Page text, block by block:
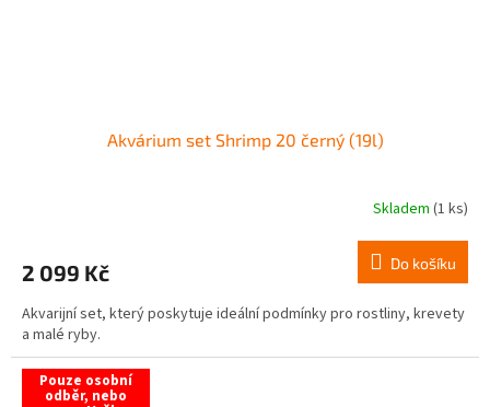
Akvárium set Shrimp 20 černý (19l)
Skladem (1 ks)
2 099 Kč Do košíku
Akvarijní set, který poskytuje ideální podmínky pro rostliny, krevety
a malé ryby.
Pouze osobní
odběr, nebo